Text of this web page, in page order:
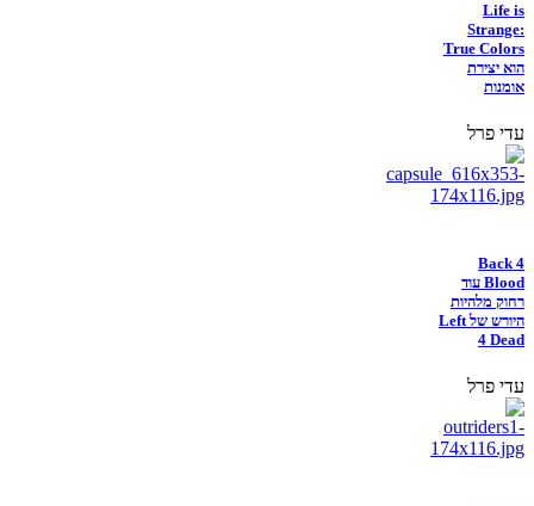
Life is
Strange:
True Colors
הוא יצירת
אומנות
עדי פרל
Back 4
Blood עוד
רחוק מלהיות
היורש של Left
4 Dead
עדי פרל